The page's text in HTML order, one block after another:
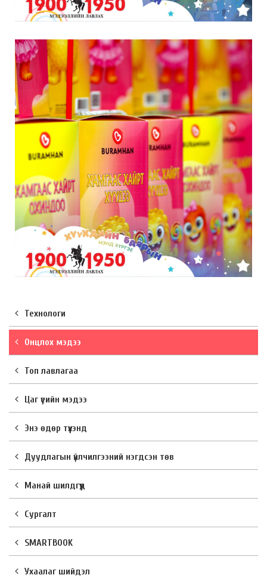
Технологи
Онцлох мэдээ
Топ лавлагаа
Цаг үеийн мэдээ
Энэ өдөр түүхэнд
Дуудлагын үйлчилгээний нэгдсэн төв
Манай шилдгүүд
Сургалт
SMARTBOOK
Ухаалаг шийдэл